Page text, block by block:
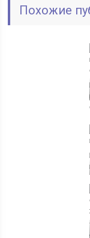
Похожие